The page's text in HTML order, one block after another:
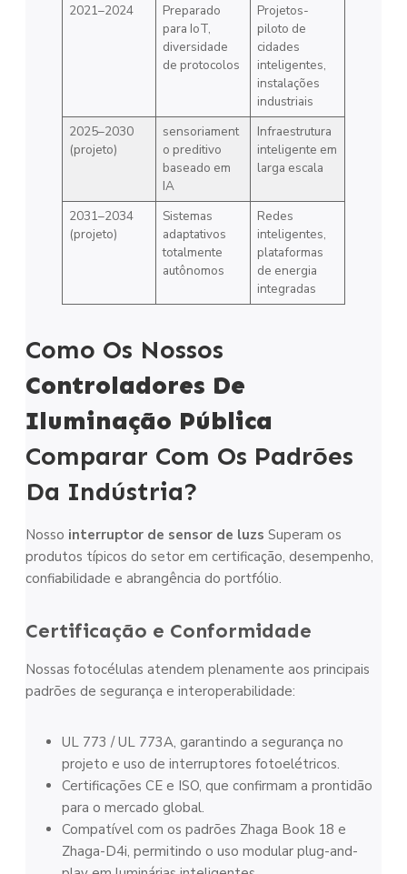
2021–2024
Preparado
para IoT,
diversidade
de protocolos
Projetos-
piloto de
cidades
inteligentes,
instalações
industriais
2025–2030
(projeto)
sensoriament
o preditivo
baseado em
IA
Infraestrutura
inteligente em
larga escala
2031–2034
(projeto)
Sistemas
adaptativos
totalmente
autônomos
Redes
inteligentes,
plataformas
de energia
integradas
Como Os Nossos
Controladores De
Iluminação Pública
Comparar Com Os Padrões
Da Indústria?
Nosso interruptor de sensor de luzs Superam os
produtos típicos do setor em certificação, desempenho,
confiabilidade e abrangência do portfólio.
Certificação e Conformidade
Nossas fotocélulas atendem plenamente aos principais
padrões de segurança e interoperabilidade:
UL 773 / UL 773A, garantindo a segurança no
projeto e uso de interruptores fotoelétricos.
Certificações CE e ISO, que confirmam a prontidão
para o mercado global.
Compatível com os padrões Zhaga Book 18 e
Zhaga-D4i, permitindo o uso modular plug-and-